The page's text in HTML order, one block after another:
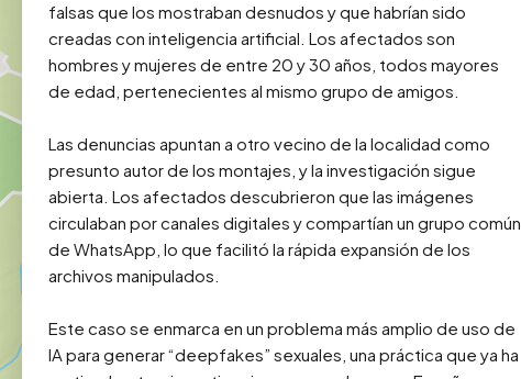
falsas que los mostraban desnudos y que habrían sido
creadas con inteligencia artificial. Los afectados son
hombres y mujeres de entre 20 y 30 años, todos mayores
de edad, pertenecientes al mismo grupo de amigos.
Las denuncias apuntan a otro vecino de la localidad como
presunto autor de los montajes, y la investigación sigue
abierta. Los afectados descubrieron que las imágenes
circulaban por canales digitales y compartían un grupo común
de WhatsApp, lo que facilitó la rápida expansión de los
archivos manipulados.
Este caso se enmarca en un problema más amplio de uso de
IA para generar “deepfakes” sexuales, una práctica que ya ha